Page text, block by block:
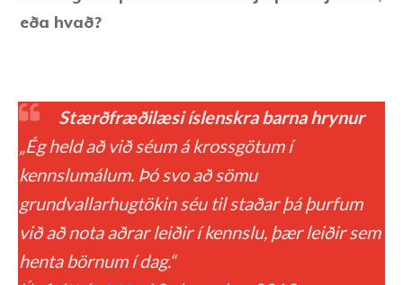
eða hvað?
Stærðfræðilæsi íslenskra barna hrynur
„Ég held að við séum á krossgötum í
kennslumálum. Þó svo að sömu
grundvallarhugtökin séu til staðar þá þurfum
við að nota aðrar leiðir í kennslu, þær leiðir sem
henta börnum í dag.“